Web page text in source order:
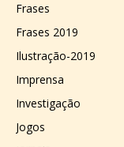
Frases
Frases 2019
Ilustração-2019
Imprensa
Investigação
Jogos